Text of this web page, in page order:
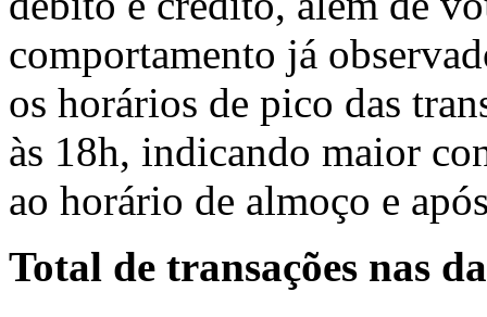
comportamento já
os horários de pico das
às 18h, indicando maior
ao horário de almoço e
Total de transações nas